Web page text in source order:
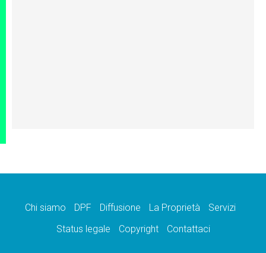
Chi siamo DPF Diffusione La Proprietà
Servizi
Status legale
Copyright Contattaci